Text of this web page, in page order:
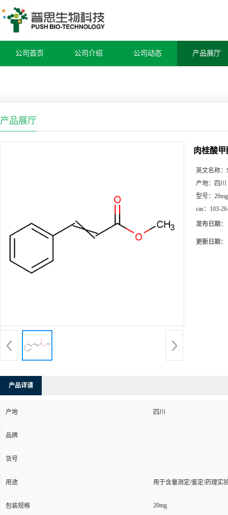
公司首页 公司介绍 公司动态 产品展厅
产品展厅
肉桂酸甲
英文名称：
产地：
四川
型号： 20mg
cas： 103-
发布日期：
更新日期：
产品详请
产地 四川
品牌
货号
用途 用于含量测定/鉴定/药理实
包装规格 20mg